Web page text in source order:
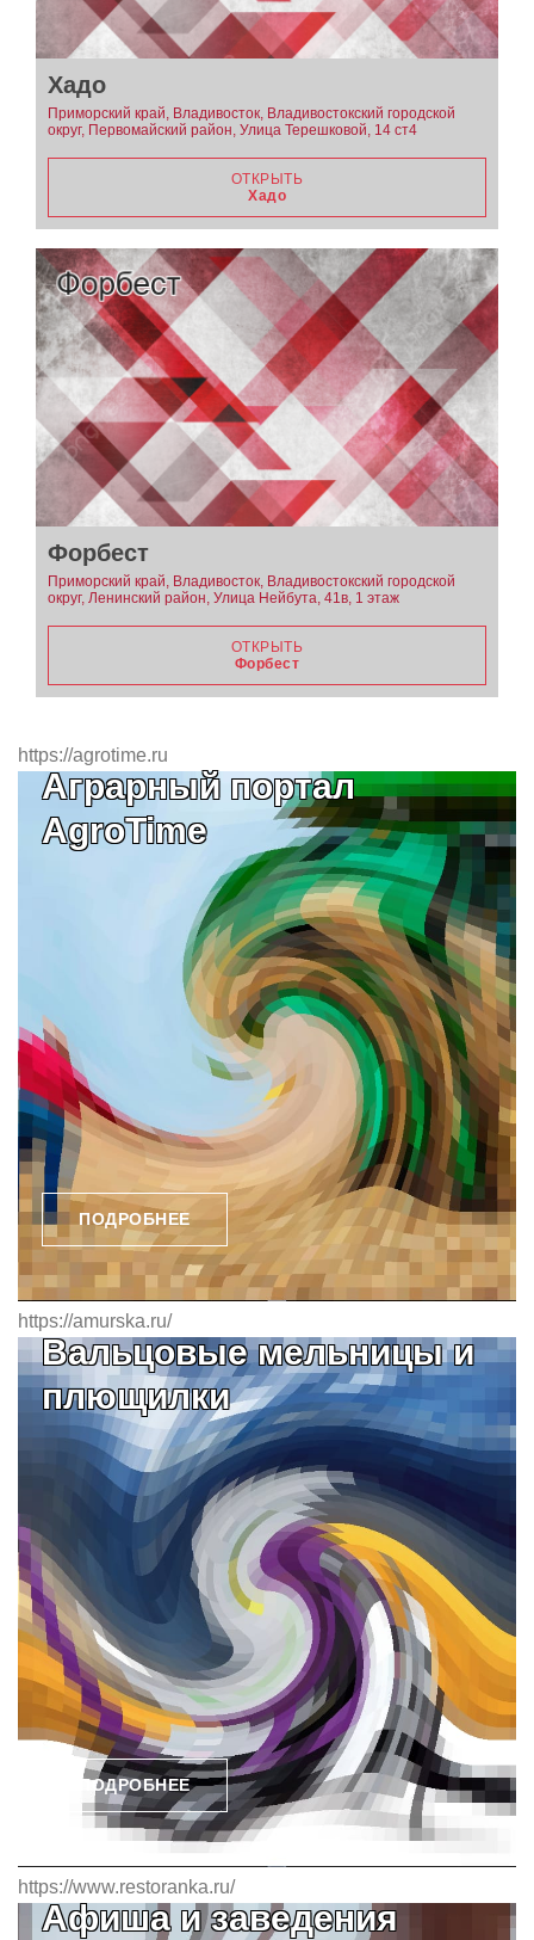
Хадо
Приморский край, Владивосток, Владивостокский городской
округ, Первомайский район, Улица Терешковой, 14 ст4
ОТКРЫТЬ
Хадо
Форбест
Приморский край, Владивосток, Владивостокский городской
округ, Ленинский район, Улица Нейбута, 41в, 1 этаж
ОТКРЫТЬ
Форбест
https://agrotime.ru
Аграрный портал
AgroTime
ПОДРОБНЕЕ
https://amurska.ru/
Вальцовые мельницы и
плющилки
ПОДРОБНЕЕ
https://www.restoranka.ru/
Афиша и заведения